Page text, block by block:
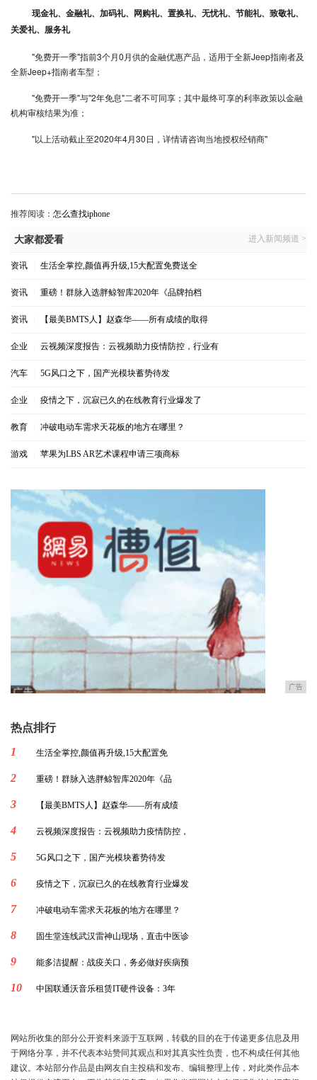
现金礼、金融礼、加码礼、网购礼、置换礼、无忧礼、节能礼、致敬礼、
关爱礼、服务礼
"免费开一季"指前3个月0月供的金融优惠产品，适用于全新Jeep指南者及
全新Jeep+指南者车型；
"免费开一季"与"2年免息"二者不可同享；其中最终可享的利率政策以金融
机构审核结果为准；
"以上活动截止至2020年4月30日，详情请咨询当地授权经销商"
推荐阅读： 怎么查找iphone
大家都爱看 进入新闻频道 >
资讯 生活全掌控,颜值再升级,15大配置免费送全
资讯 重磅！群脉入选胖鲸智库2020年《品牌拍档
资讯 【最美BMTS人】赵森华——所有成绩的取得
企业 云视频深度报告：云视频助力疫情防控，行业有
汽车 5G风口之下，国产光模块蓄势待发
企业 疫情之下，沉寂已久的在线教育行业爆发了
教育 冲破电动车需求天花板的地方在哪里？
游戏 苹果为LBS AR艺术课程申请三项商标
广告
热点排行
1
生活全掌控,颜值再升级,15大配置免
2 重磅！群脉入选胖鲸智库2020年《品
3 【最美BMTS人】赵森华——所有成绩
4 云视频深度报告：云视频助力疫情防控，
5 5G风口之下，国产光模块蓄势待发
6 疫情之下，沉寂已久的在线教育行业爆发
7 冲破电动车需求天花板的地方在哪里？
8 固生堂连线武汉雷神山现场，直击中医诊
9 能多洁提醒：战疫关口，务必做好疾病预
10 中国联通沃音乐租赁IT硬件设备：3年
网站所收集的部分公开资料来源于互联网，转载的目的在于传递更多信息及用
于网络分享，并不代表本站赞同其观点和对其真实性负责，也不构成任何其他
建议。本站部分作品是由网友自主投稿和发布、编辑整理上传，对此类作品本